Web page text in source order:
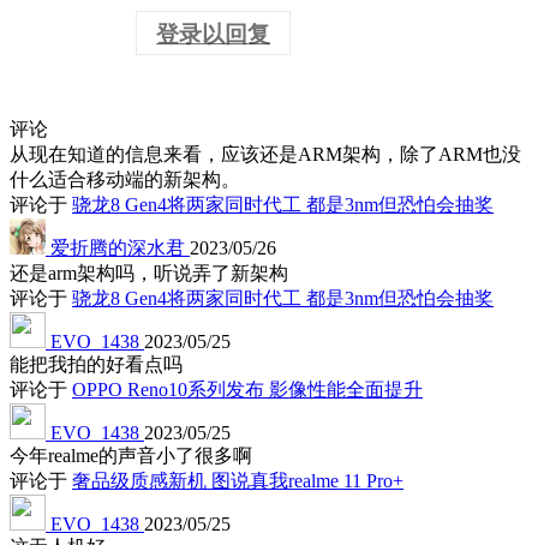
登录以回复
评论
从现在知道的信息来看，应该还是ARM架构，除了ARM也没
什么适合移动端的新架构。
评论于 骁龙8 Gen4将两家同时代工 都是3nm但恐怕会抽奖
爱折腾的深水君 2023/05/26
还是arm架构吗，听说弄了新架构
评论于 骁龙8 Gen4将两家同时代工 都是3nm但恐怕会抽奖
EVO_1438 2023/05/25
能把我拍的好看点吗
评论于 OPPO Reno10系列发布 影像性能全面提升
EVO_1438 2023/05/25
今年realme的声音小了很多啊
评论于 奢品级质感新机 图说真我realme 11 Pro+
EVO_1438 2023/05/25